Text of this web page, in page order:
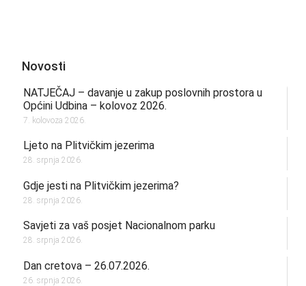
Novosti
NATJEČAJ – davanje u zakup poslovnih prostora u
Općini Udbina – kolovoz 2026.
7. kolovoza 2026.
Ljeto na Plitvičkim jezerima
28. srpnja 2026.
Gdje jesti na Plitvičkim jezerima?
28. srpnja 2026.
Savjeti za vaš posjet Nacionalnom parku
28. srpnja 2026.
Dan cretova – 26.07.2026.
26. srpnja 2026.